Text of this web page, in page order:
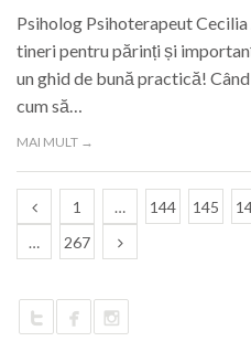
Psiholog Psihoterapeut
tineri pentru părinți și
un ghid de bună practică!
cum să…
MAI MULT →
1 … 144 145
…
267